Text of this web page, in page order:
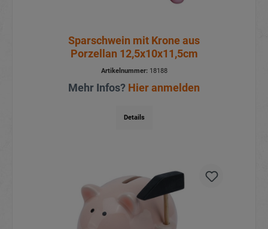
Sparschwein mit Krone aus
Porzellan 12,5x10x11,5cm
Artikelnummer:18188
Mehr Infos? Hier anmelden
Details